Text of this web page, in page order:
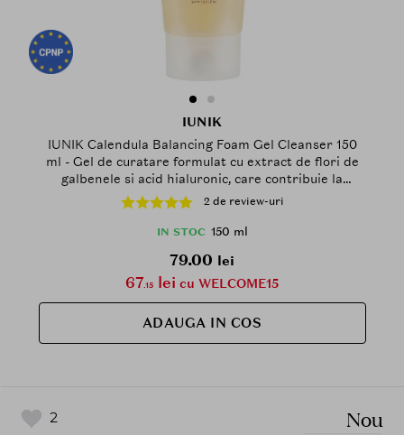
IUNIK
IUNIK Calendula Balancing Foam Gel Cleanser 150
ml - Gel de curatare formulat cu extract de flori de
galbenele si acid hialuronic, care contribuie la
indepartarea impuritatilor, excesului de sebum,
urmelor de protectie solara si machiajului si la
metinerea echilibrului natural al pielii si a nivelului
2 de review-uri
IN STOC 150 ml
79.00 lei
67.15 lei cu WELCOME15
ADAUGA IN COS
2 Nou